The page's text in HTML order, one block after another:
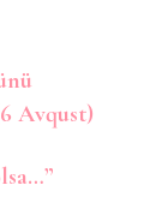
Avqust)